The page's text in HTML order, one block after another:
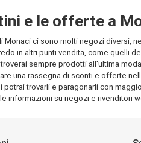
e le offerte a
Monaci ci sono molti negozi diversi,
in altri punti vendita, come quelli
sempre prodotti all'ultima
una rassegna di sconti e offerte
potrai trovarli e paragonarli con
informazioni su negozi e rivenditori